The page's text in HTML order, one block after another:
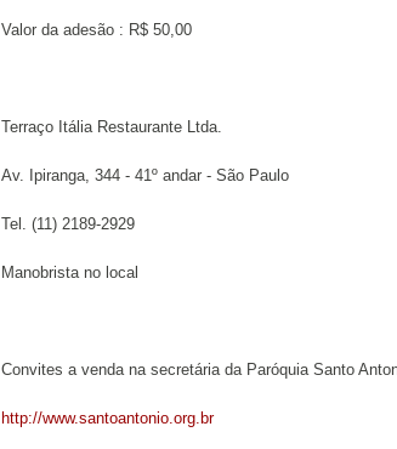
Valor da adesão : R$ 50,00
Terraço Itália Restaurante Ltda.
Av. Ipiranga, 344 - 41º andar - São Paulo
Tel. (11) 2189-2929
Manobrista no local
Convites a venda na secretária da Paróquia Santo
http://www.santoantonio.org.br